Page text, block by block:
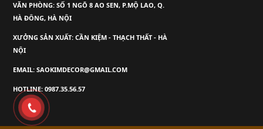
VĂN PHÒNG: SỐ 1 NGÕ 8 AO SEN, P.MỘ LAO, Q.
HÀ ĐÔNG, HÀ NỘI
XƯỞNG SẢN XUẤT: CẦN KIỆM - THẠCH THẤT - HÀ
NỘI
EMAIL: SAOKIMDECOR@GMAIL.COM
HOTLINE: 0987.35.56.57